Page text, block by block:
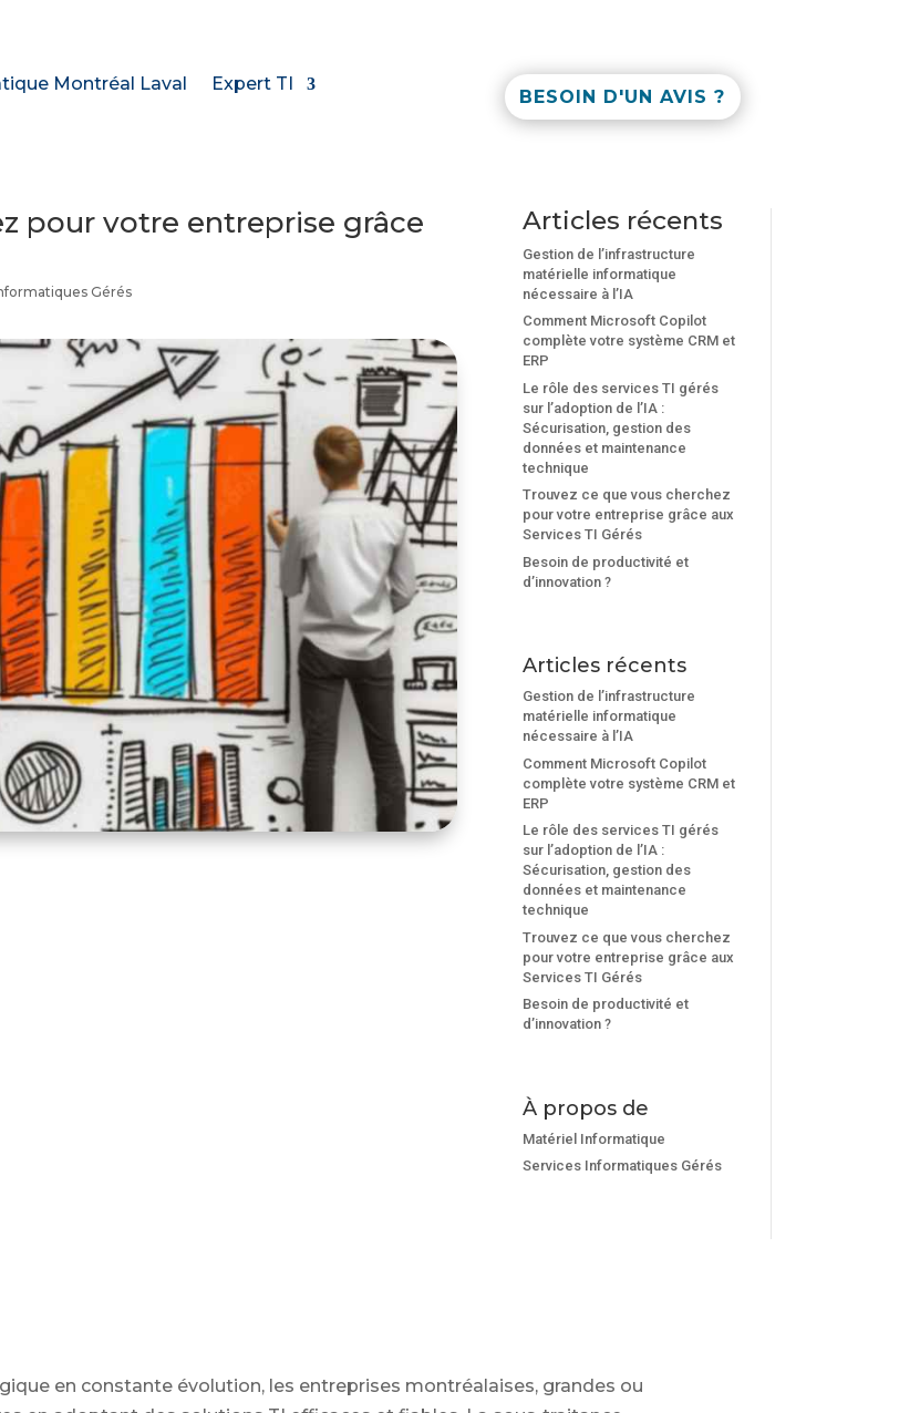
Montréal Laval
Expert TI
BESOIN D'UN AVIS ?
pour votre entreprise grâce
Gérés
Articles récents
Gestion de l’infrastructure
matérielle informatique
nécessaire à l’IA
Comment Microsoft Copilot
complète votre système CRM et
ERP
Le rôle des services TI gérés
sur l’adoption de l’IA :
Sécurisation, gestion des
données et maintenance
technique
Trouvez ce que vous cherchez
pour votre entreprise grâce aux
Services TI Gérés
Besoin de productivité et
d’innovation ?
Articles récents
Gestion de l’infrastructure
matérielle informatique
nécessaire à l’IA
Comment Microsoft Copilot
complète votre système CRM et
ERP
Le rôle des services TI gérés
sur l’adoption de l’IA :
Sécurisation, gestion des
données et maintenance
technique
Trouvez ce que vous cherchez
pour votre entreprise grâce aux
Services TI Gérés
Besoin de productivité et
d’innovation ?
À propos de
Matériel Informatique
Services Informatiques Gérés
en constante évolution, les entreprises montréalaises, grandes ou